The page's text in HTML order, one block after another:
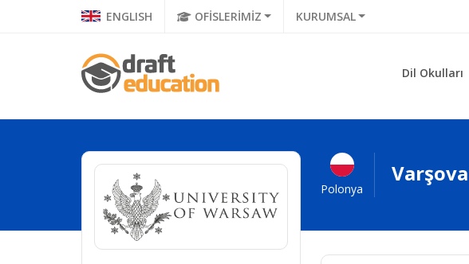
ENGLISH OFİSLERİMİZ KURUMSAL
Dil Okulları
Polonya